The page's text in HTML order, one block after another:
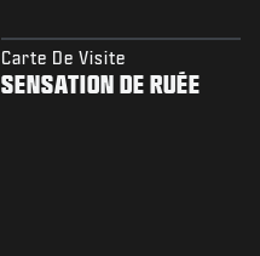
Carte De Visite
SENSATION DE RUÉE